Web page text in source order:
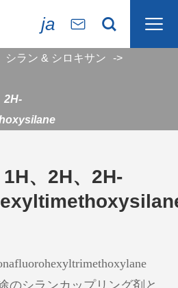
ja   
シラン & シロキサン
2H-
、2H、2H-
のシランカップリング剤と